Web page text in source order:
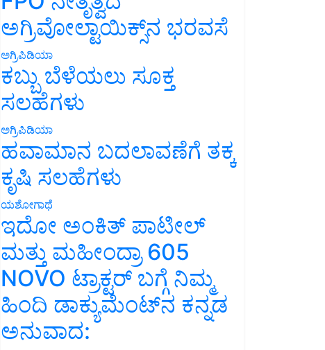
ಅಗ್ರಿವೋಲ್ಟಾಯಿಕ್ಸ್‌ನ ಭರವಸೆ
ಅಗ್ರಿಪಿಡಿಯಾ
ಕಬ್ಬು ಬೆಳೆಯಲು ಸೂಕ್ತ
ಸಲಹೆಗಳು
ಅಗ್ರಿಪಿಡಿಯಾ
ಹವಾಮಾನ ಬದಲಾವಣೆಗೆ ತಕ್ಕ
ಕೃಷಿ ಸಲಹೆಗಳು
ಯಶೋಗಾಥೆ
ಇದೋ ಅಂಕಿತ್ ಪಾಟೀಲ್
ಮತ್ತು ಮಹೀಂದ್ರಾ 605
NOVO ಟ್ರಾಕ್ಟರ್ ಬಗ್ಗೆ ನಿಮ್ಮ
ಹಿಂದಿ ಡಾಕ್ಯುಮೆಂಟ್‌ನ ಕನ್ನಡ
ಅನುವಾದ: